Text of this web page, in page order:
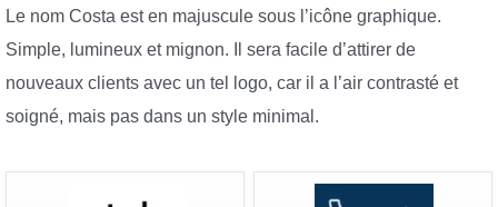
Le nom Costa est en majuscule sous l’icône graphique.
Simple, lumineux et mignon. Il sera facile d’attirer de
nouveaux clients avec un tel logo, car il a l’air contrasté et
soigné, mais pas dans un style minimal.